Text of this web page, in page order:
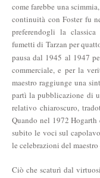
come farebbe una
continuità con Foster fu
preferendogli la
fumetti di Tarzan per
pausa dal 1945 al 1947
commerciale, e per la
maestro raggiunge una
partì la pubblicazione di
relativo chiaroscuro,
Quando nel 1972
subito le voci sul
le celebrazioni del
Ciò che scaturì dal